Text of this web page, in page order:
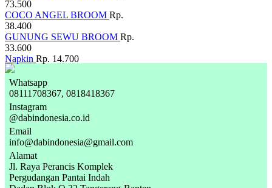
73.500
COCO ANGEL BROOM Rp.
38.400
GUNUNG SEWU BROOM Rp.
33.600
Napkin Rp. 14.700
Whatsapp
08111708367, 0818418367
Instagram
@dabindonesia.co.id
Email
info@dabindonesia@gmail.com
Alamat
Jl. Raya Perancis Komplek
Pergudangan Pantai Indah